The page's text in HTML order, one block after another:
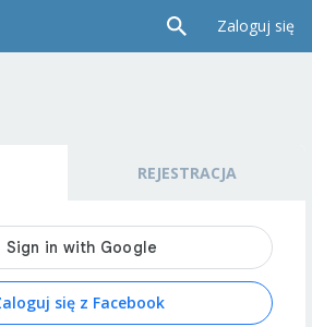
Zaloguj się
REJESTRACJA
się z Facebook